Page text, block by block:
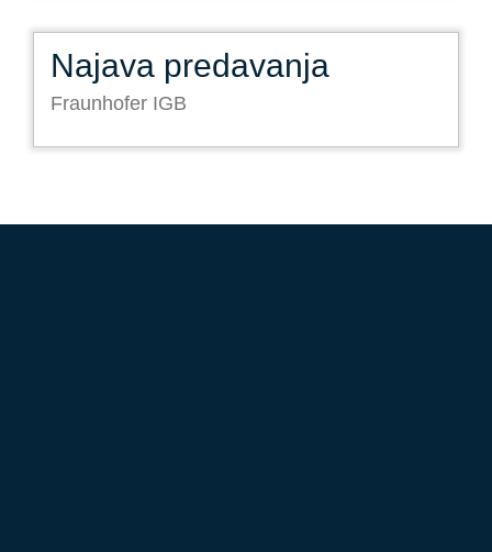
Najava predavanja
Fraunhofer IGB